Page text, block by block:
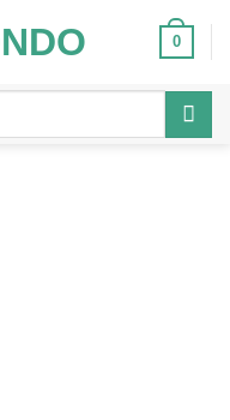
0